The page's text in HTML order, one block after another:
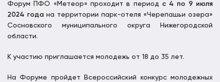
Форум ПФО «Метеор» проходит в период с 4 по 9 июля
2024 года на территории парк-отеля «Черепашьи озера»
Сосновского муниципального округа Нижегородской
области.
К участию приглашается молодежь от 18 до 35 лет.
На Форуме пройдет Всероссийский конкурс молодежных